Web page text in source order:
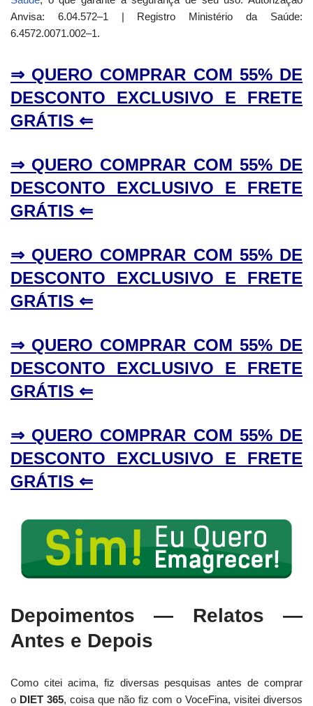
Anvisa: 6.04.572–1 | Registro Ministério da Saúde:
6.4572.0071.002–1.
⇒ QUERO COMPRAR COM 55% DE
DESCONTO EXCLUSIVO E FRETE
GRÁTIS ⇐
⇒ QUERO COMPRAR COM 55% DE
DESCONTO EXCLUSIVO E FRETE
GRÁTIS ⇐
⇒ QUERO COMPRAR COM 55% DE
DESCONTO EXCLUSIVO E FRETE
GRÁTIS ⇐
⇒ QUERO COMPRAR COM 55% DE
DESCONTO EXCLUSIVO E FRETE
GRÁTIS ⇐
⇒ QUERO COMPRAR COM 55% DE
DESCONTO EXCLUSIVO E FRETE
GRÁTIS ⇐
Depoimentos — Relatos —
Antes e Depois
Como citei acima, fiz diversas pesquisas antes de comprar
o DIET 365, coisa que não fiz com o VoceFina, visitei diversos